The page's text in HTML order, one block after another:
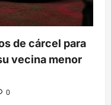
de cárcel para
vecina menor
0